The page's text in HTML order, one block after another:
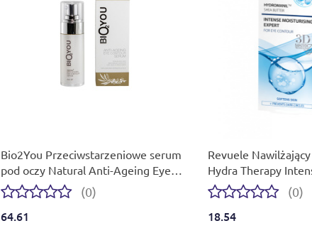
Bio2You Przeciwstarzeniowe serum
pod oczy Natural Anti-Ageing Eye
Contour Serum 30 ml
(0)
64.61
Revuele
Hydra Therapy
Expert for Eye
(0)
18.54